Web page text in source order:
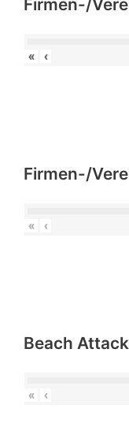
Firmen-/
« ‹
Firmen-/
« ‹
Beach
« ‹